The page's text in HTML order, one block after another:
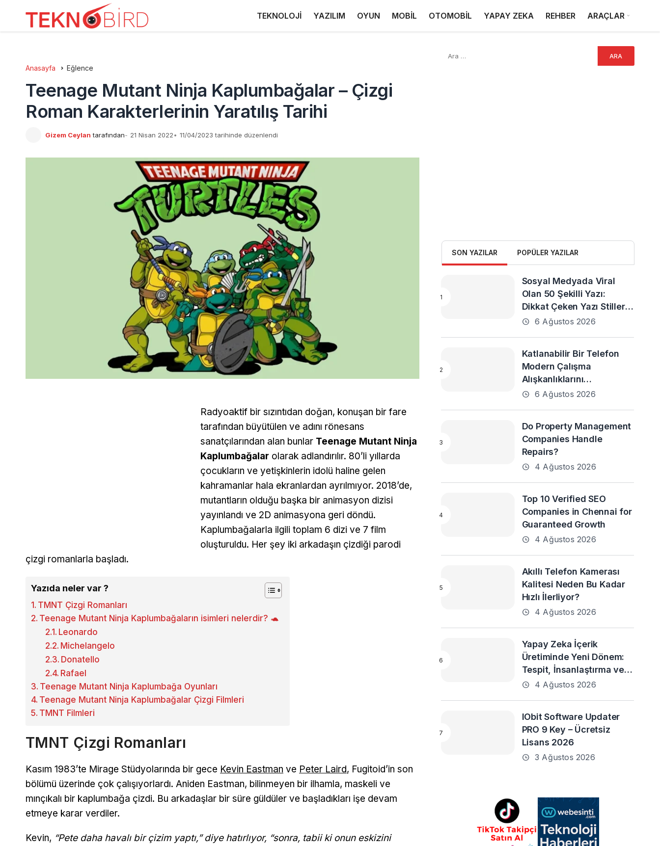
TEKNOLOJİ YAZILIM OYUN MOBİL OTOMOBİL YAPAY ZEKA REHBER ARAÇLAR
Anasayfa Eğlence
Teenage Mutant Ninja Kaplumbağalar – Çizgi
Roman Karakterlerinin Yaratılış Tarihi
Gizem Ceylan tarafından 21 Nisan 2022 11/04/2023 tarihinde düzenlendi
Radyoaktif bir sızıntıdan doğan, konuşan bir fare
tarafından büyütülen ve adını rönesans
sanatçılarından alan bunlar Teenage Mutant Ninja
Kaplumbağalar olarak adlandırılır. 80’li yıllarda
çocukların ve yetişkinlerin idolü haline gelen
kahramanlar hala ekranlardan ayrılmıyor. 2018’de,
mutantların olduğu başka bir animasyon dizisi
yayınlandı ve 2D animasyona geri döndü.
Kaplumbağalarla ilgili toplam 6 dizi ve 7 film
oluşturuldu. Her şey iki arkadaşın çizdiği parodi
çizgi romanlarla başladı.
Yazıda neler var ?
TMNT Çizgi Romanları
Teenage Mutant Ninja Kaplumbağaların isimleri nelerdir? 🐢
Leonardo
Michelangelo
Donatello
Rafael
Teenage Mutant Ninja Kaplumbağa Oyunları
Teenage Mutant Ninja Kaplumbağalar Çizgi Filmleri
TMNT Filmleri
TMNT Çizgi Romanları
Kasım 1983’te Mirage Stüdyolarında bir gece Kevin Eastman ve Peter Laird, Fugitoid’in son
bölümü üzerinde çok çalışıyorlardı. Aniden Eastman, bilinmeyen bir ilhamla, maskeli ve
mınçıkalı bir kaplumbağa çizdi. Bu arkadaşlar bir süre güldüler ve başladıkları işe devam
etmeye karar verdiler.
Kevin, “Pete daha havalı bir çizim yaptı,” diye hatırlıyor, “sonra, tabii ki onun eskizini
SON YAZILAR POPÜLER YAZILAR
Sosyal Medyada Viral
Olan 50 Şekilli Yazı:
Dikkat Çeken Yazı Stilleri
ve En Popüler Örnekler
6 Ağustos 2026
Katlanabilir Bir Telefon
Modern Çalışma
Alışkanlıklarını
Destekleyebilir mi?
6 Ağustos 2026
Do Property Management
Companies Handle
Repairs?
4 Ağustos 2026
Top 10 Verified SEO
Companies in Chennai for
Guaranteed Growth
4 Ağustos 2026
Akıllı Telefon Kamerası
Kalitesi Neden Bu Kadar
Hızlı İlerliyor?
4 Ağustos 2026
Yapay Zeka İçerik
Üretiminde Yeni Dönem:
Tespit, İnsanlaştırma ve
Daha Fazlası
4 Ağustos 2026
IObit Software Updater
PRO 9 Key – Ücretsiz
Lisans 2026
3 Ağustos 2026